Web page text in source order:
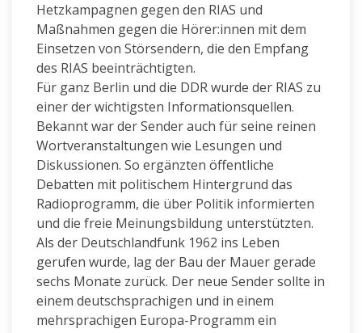
Hetzkampagnen gegen den RIAS und
Maßnahmen gegen die Hörer:innen mit dem
Einsetzen von Störsendern, die den Empfang
des RIAS beeinträchtigten.
Für ganz Berlin und die DDR wurde der RIAS zu
einer der wichtigsten Informationsquellen.
Bekannt war der Sender auch für seine reinen
Wortveranstaltungen wie Lesungen und
Diskussionen. So ergänzten öffentliche
Debatten mit politischem Hintergrund das
Radioprogramm, die über Politik informierten
und die freie Meinungsbildung unterstützten.
Als der Deutschlandfunk 1962 ins Leben
gerufen wurde, lag der Bau der Mauer gerade
sechs Monate zurück. Der neue Sender sollte in
einem deutschsprachigen und in einem
mehrsprachigen Europa-Programm ein